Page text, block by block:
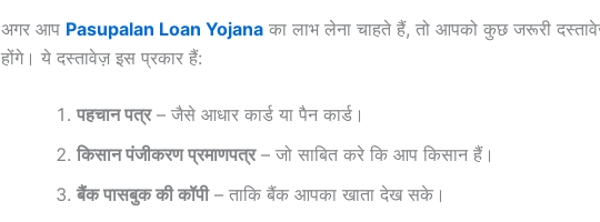
अगर आप Pasupalan Loan Yojana का लाभ लेना चाहते हैं, तो आपको कुछ जरूरी
होंगे। ये दस्तावेज़ इस प्रकार हैं:
पहचान पत्र– जैसे आधार कार्ड या पैन कार्ड।
किसान पंजीकरण प्रमाणपत्र– जो साबित करे कि आप किसान हैं।
बैंक पासबुक की कॉपी– ताकि बैंक आपका खाता देख सके।